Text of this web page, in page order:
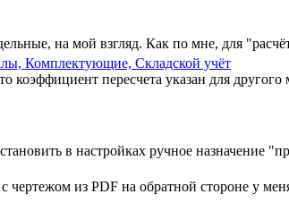
на мой взгляд. Как по мне, для
Комплектующие, Складской учёт
коэффициент пересчета указан для
в настройках ручное назначение
из PDF на обратной стороне у